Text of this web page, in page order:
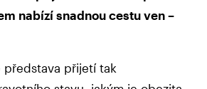
nabízí snadnou cestu ven –
přijetí tak